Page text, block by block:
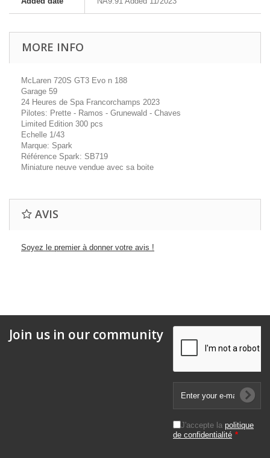
MORE INFO
McLaren 720S GT3 Evo n 188
Garage 59
24 Heures de Spa Francorchamps 2023
Pilotes: Prette - Ramos - Grunewald - Chaves
Limited Edition 300 pcs
Echelle 1/43
Marque: Spark
Référence Spark: SB719
Miniature neuve vendue avec sa boite
AVIS
Soyez le premier à donner votre avis !
Join us in our community
J'accepte la politique
de confidentialité *